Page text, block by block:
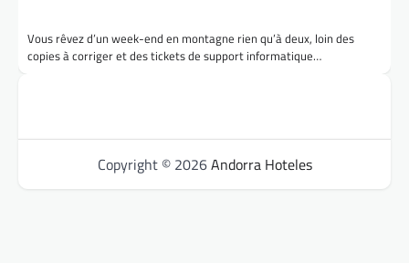
Vous rêvez d’un week-end en montagne rien qu’à deux, loin des
copies à corriger et des tickets de support informatique…
Copyright © 2026Andorra Hoteles